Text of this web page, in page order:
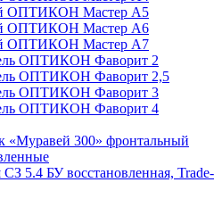
ОПТИКОН Мастер А5
ОПТИКОН Мастер А6
ОПТИКОН Мастер А7
ОПТИКОН Фаворит 2
ОПТИКОН Фаворит 2,5
ОПТИКОН Фаворит 3
ОПТИКОН Фаворит 4
«Муравей 300» фронтальный
СЗ 5.4 БУ восстановленная, Trade-